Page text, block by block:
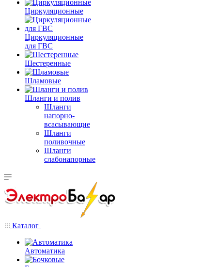
Циркуляционные
Циркуляционные
для ГВС
Шестеренные
Шламовые
Шланги и полив
Шланги
напорно-
всасывающие
Шланги
поливочные
Шланги
слабонапорные
Каталог
Автоматика